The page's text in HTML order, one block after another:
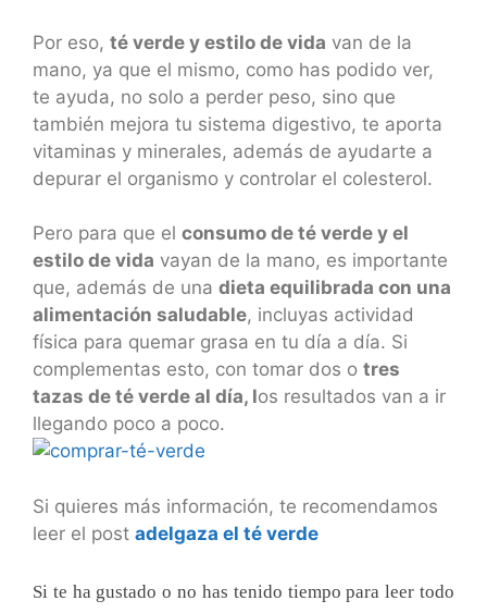
Por eso, té verde y estilo de vida van de la
mano, ya que el mismo, como has podido ver,
te ayuda, no solo a perder peso, sino que
también mejora tu sistema digestivo, te aporta
vitaminas y minerales, además de ayudarte a
depurar el organismo y controlar el colesterol.
Pero para que el consumo de té verde y el
estilo de vida vayan de la mano, es importante
que, además de una dieta equilibrada con una
alimentación saludable, incluyas actividad
física para quemar grasa en tu día a día. Si
complementas esto, con tomar dos o tres
tazas de té verde al día, los resultados van a ir
llegando poco a poco.
Si quieres más información, te recomendamos
leer el post adelgaza el té verde
Si te ha gustado o no has tenido tiempo para leer todo